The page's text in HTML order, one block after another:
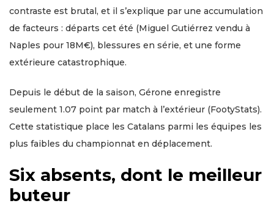
contraste est brutal, et il s’explique par une accumulation
de facteurs : départs cet été (Miguel Gutiérrez vendu à
Naples pour 18M€), blessures en série, et une forme
extérieure catastrophique.
Depuis le début de la saison, Gérone enregistre
seulement 1.07 point par match à l’extérieur (FootyStats).
Cette statistique place les Catalans parmi les équipes les
plus faibles du championnat en déplacement.
Six absents, dont le meilleur
buteur